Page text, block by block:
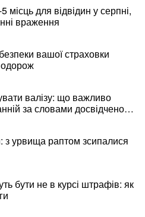
місць для відвідин у серпні,
враження
вашої страховки
валізу: що важливо
за словами досвідченої
з урвища раптом зсипалися
бути не в курсі штрафів: як